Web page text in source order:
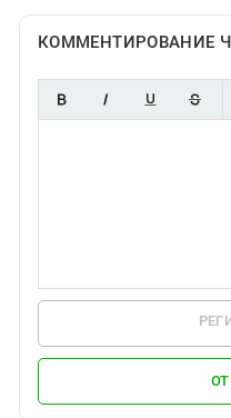
КОММЕНТИРОВАНИЕ